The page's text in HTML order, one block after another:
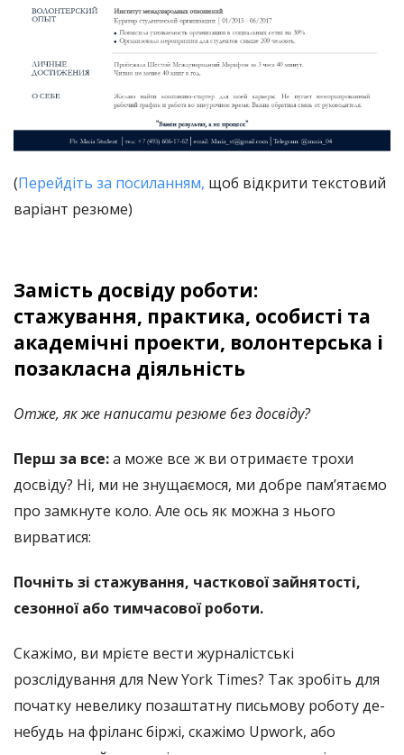
(Перейдіть за посиланням, щоб відкрити текстовий
варіант резюме)
Замість досвіду роботи:
стажування, практика, особисті та
академічні проекти, волонтерська і
позакласна діяльність
Отже, як же написати резюме без досвіду?
Перш за все:а може все ж ви отримаєте трохи
досвіду? Ні, ми не знущаємося, ми добре пам’ятаємо
про замкнуте коло. Але ось як можна з нього
вирватися:
Почніть зі стажування, часткової зайнятості,
сезонної або тимчасової роботи.
Скажімо, ви мрієте вести журналістські
розслідування для New York Times? Так зробіть для
початку невелику позаштатну письмову роботу де-
небудь на фріланс біржі, скажімо Upwork, або